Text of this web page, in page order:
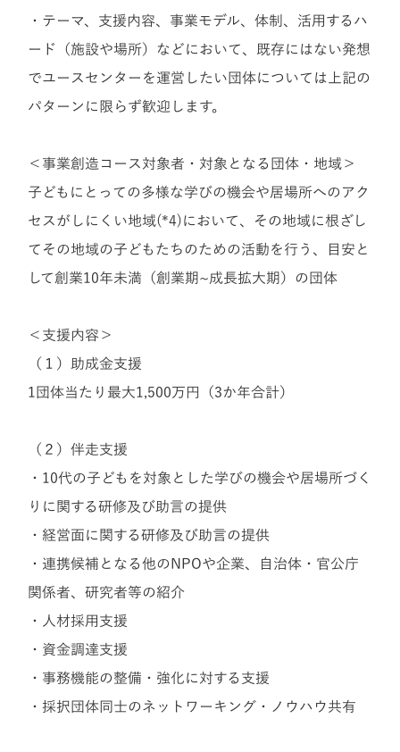
・テーマ、支援内容、事業モデル、体制、活用するハ
ード（施設や場所）などにおいて、既存にはない発想
でユースセンターを運営したい団体については上記の
パターンに限らず歓迎します。
＜事業創造コース対象者・対象となる団体・地域＞
子どもにとっての多様な学びの機会や居場所へのアク
セスがしにくい地域(*4)において、その地域に根ざし
てその地域の子どもたちのための活動を行う、目安と
して創業10年未満（創業期~成長拡大期）の団体
＜支援内容＞
（１）助成金支援
1団体当たり最大1,500万円（3か年合計）
（２）伴走支援
・10代の子どもを対象とした学びの機会や居場所づく
りに関する研修及び助言の提供
・経営面に関する研修及び助言の提供
・連携候補となる他のNPOや企業、自治体・官公庁
関係者、研究者等の紹介
・人材採用支援
・資金調達支援
・事務機能の整備・強化に対する支援
・採択団体同士のネットワーキング・ノウハウ共有